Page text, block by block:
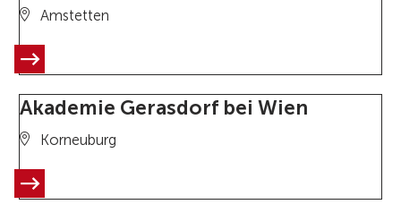
Amstetten
Akademie Gerasdorf bei Wien
Korneuburg